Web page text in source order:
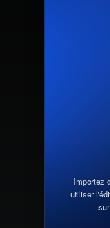
Importez
utiliser